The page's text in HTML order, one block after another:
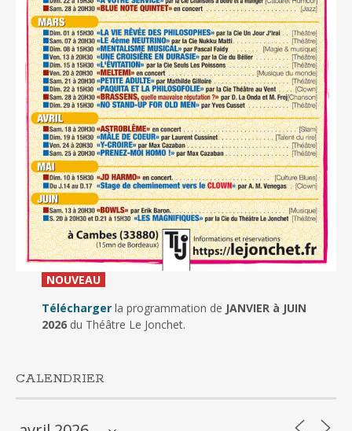
NOUVEAU_
Télécharger la programmation de JANVIER à JUIN
2026du Théâtre Le Jonchet.
CALENDRIER